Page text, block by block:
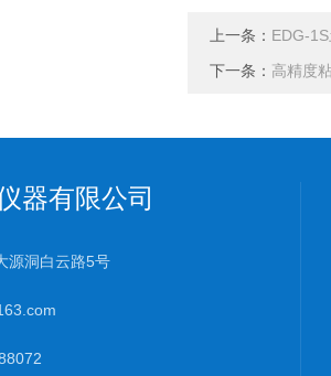
上一条： EDG-
下一条： 高精度
器有限公司
源洞白云路5号